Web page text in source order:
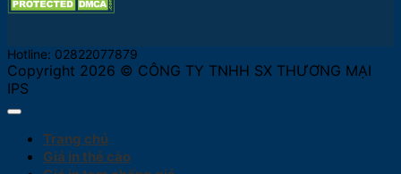
Hotline: 02822077879
Copyright 2026 © CÔNG TY TNHH SX THƯƠNG MẠI
IPS
Trang chủ
Giá in thẻ cào